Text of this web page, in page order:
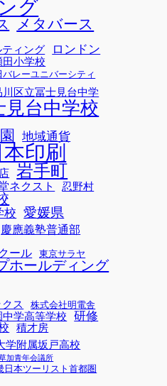
グ
メタバース
ィング
ロンドン
小学校
バレーユニバーシティ
川区立冨士見台中学
見台中学校
地域通貨
印刷
岩手町
ネクスト 忍野村
校 愛媛県
慶應義塾普通部
ール 東京サラヤ
ホールディング
ス 株式会社明電舎
学高等学校 研修
積才房
学附属坂戸高校
加青年会議所
日本ツーリスト首都圏